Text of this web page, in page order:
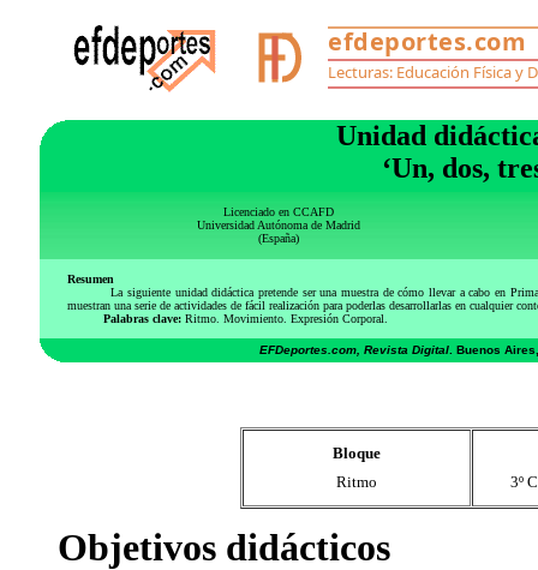
Unidad
‘Un, dos,
Licenciado en CCAFD
Universidad Autónoma de Madrid
(España)
Resumen
La siguiente unidad didáctica pretende ser una muestra de cómo llevar a cabo en
muestran una serie de actividades de fácil realización para poderlas desarrollarlas en cualquier
Palabras clave: Ritmo. Movimiento. Expresión Corporal.
EFDeportes.com, Revista Digital . Buenos
Bloque
Ritmo
3º
Objetivos didácticos